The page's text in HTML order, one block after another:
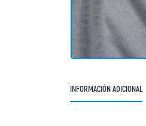
INFORMACIÓN ADICIONAL